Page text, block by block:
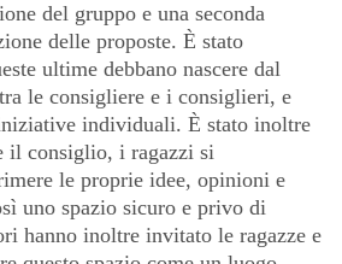
del gruppo e una seconda
delle proposte. È stato
ultime debbano nascere dal
le consigliere e i consiglieri, e
individuali. È stato inoltre
il consiglio, i ragazzi si
le proprie idee, opinioni e
uno spazio sicuro e privo di
hanno inoltre invitato le ragazze e